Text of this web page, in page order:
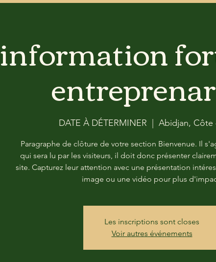
information
DATE À DÉTERMINER Abidjan, Côte
Paragraphe de clôture de votre section Bienvenue. Il
qui sera lu par les visiteurs, il doit donc présenter
site. Capturez leur attention avec une présentation
image ou une vidéo pour plus
Les inscriptions sont closes
Voir autres événements